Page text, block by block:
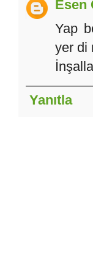
Esen
Yap
yer di
Yanıtla